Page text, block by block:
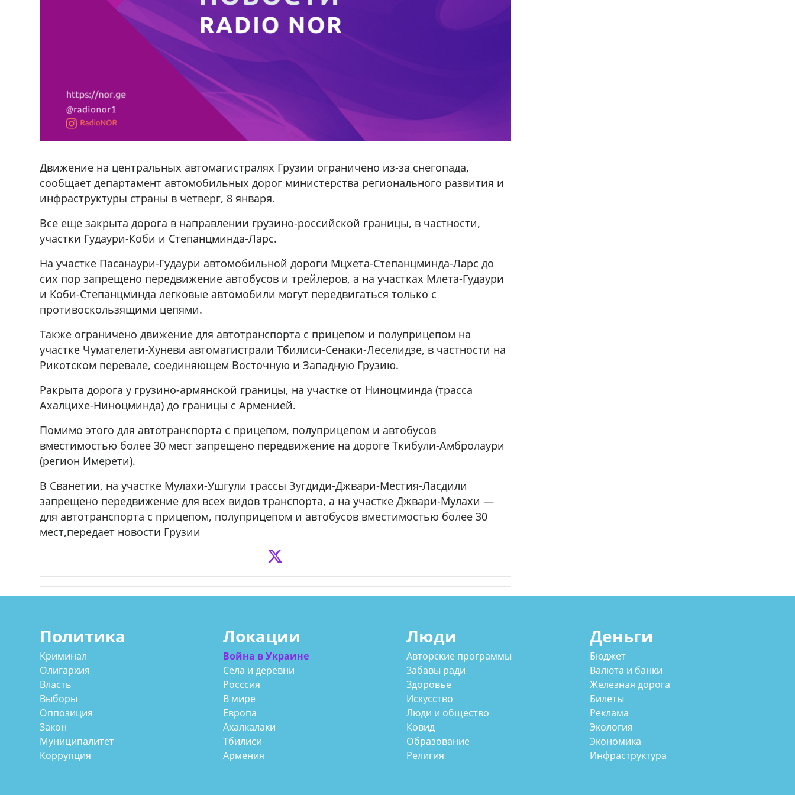
Движение на центральных автомагистралях Грузии ограничено из-за снегопада,
сообщает департамент автомобильных дорог министерства регионального развития и
инфраструктуры страны в четверг, 8 января.
Все еще закрыта дорога в направлении грузино-российской границы, в частности,
участки Гудаури-Коби и Степанцминда-Ларс.
На участке Пасанаури-Гудаури автомобильной дороги Мцхета-Степанцминда-Ларс до
сих пор запрещено передвижение автобусов и трейлеров, а на участках Млета-Гудаури
и Коби-Степанцминда легковые автомобили могут передвигаться только с
противоскользящими цепями.
Также ограничено движение для автотранспорта с прицепом и полуприцепом на
участке Чумателети-Хуневи автомагистрали Тбилиси-Сенаки-Леселидзе, в частности на
Рикотском перевале, соединяющем Восточную и Западную Грузию.
Pакрыта дорога у грузино-армянской границы, на участке от Ниноцминда (трасса
Ахалцихе-Ниноцминда) до границы с Арменией.
Помимо этого для автотранспорта с прицепом, полуприцепом и автобусов
вместимостью более 30 мест запрещено передвижение на дороге Ткибули-Амбролаури
(регион Имерети).
В Сванетии, на участке Мулахи-Ушгули трассы Зугдиди-Джвари-Местия-Ласдили
запрещено передвижение для всех видов транспорта, а на участке Джвари-Мулахи —
для автотранспорта с прицепом, полуприцепом и автобусов вместимостью более 30
мест,передает новости Грузии
Политика
Криминал
Олигархия
Власть
Выборы
Оппозиция
Закон
Муниципалитет
Коррупция
Локации
Война в Украине
Села и деревни
Росссия
В мире
Европа
Ахалкалаки
Тбилиси
Армения
Люди
Авторские программы
Забавы ради
Здоровье
Искусство
Люди и общество
Ковид
Образование
Религия
Деньги
Бюджет
Валюта и банки
Железная дорога
Билеты
Реклама
Экология
Экономика
Инфраструктура